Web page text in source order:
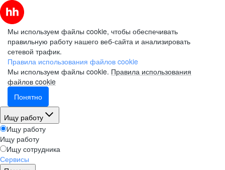
Мы используем файлы cookie, чтобы обеспечивать
правильную работу нашего веб-сайта и анализировать
сетевой трафик.
Правила использования файлов cookie
Мы используем файлы cookie. Правила использования
файлов cookie
Понятно
Ищу работу
Ищу работу
Ищу работу
Ищу сотрудника
Сервисы